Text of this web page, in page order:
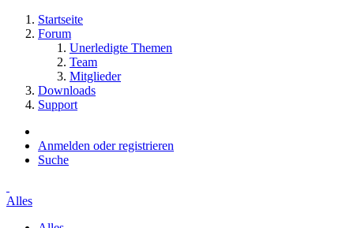
Startseite
Forum
Unerledigte Themen
Team
Mitglieder
Downloads
Support
Anmelden oder registrieren
Suche
Alles